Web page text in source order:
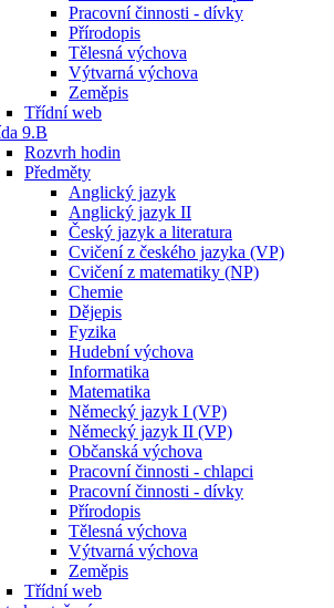
Pracovní činnosti - dívky
Přírodopis
Tělesná výchova
Výtvarná výchova
Zeměpis
Třídní web
9.B
Rozvrh hodin
Předměty
Anglický jazyk
Anglický jazyk II
Český jazyk a literatura
Cvičení z českého jazyka (VP)
Cvičení z matematiky (NP)
Chemie
Dějepis
Fyzika
Hudební výchova
Informatika
Matematika
Německý jazyk I (VP)
Německý jazyk II (VP)
Občanská výchova
Pracovní činnosti - chlapci
Pracovní činnosti - dívky
Přírodopis
Tělesná výchova
Výtvarná výchova
Zeměpis
Třídní web